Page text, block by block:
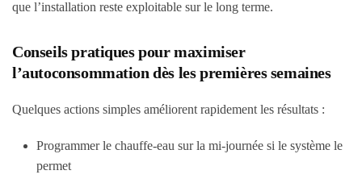
que l’installation reste exploitable sur le long terme.
Conseils pratiques pour maximiser
l’autoconsommation dès les premières semaines
Quelques actions simples améliorent rapidement les résultats :
Programmer le chauffe-eau sur la mi-journée si le système le
permet